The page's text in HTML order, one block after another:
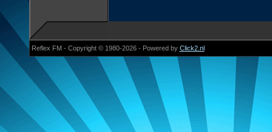
Reflex FM - Copyright © 1980-2026 - Powered by Click2.nl